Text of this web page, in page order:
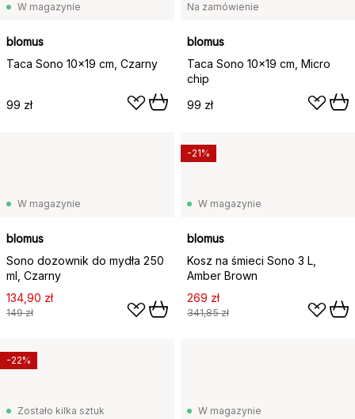
W magazynie
blomus
Taca Sono 10x19 cm, Czarny
99 zł
Na zamówienie
blomus
Taca Sono 10x19 cm, Micro
chip
99 zł
W magazynie
blomus
Sono dozownik do mydła 250
ml, Czarny
134,90 zł
149 zł
W magazynie
blomus
Kosz na śmieci Sono 3 L,
Amber Brown
269 zł
341,85 zł
-21%
Zostało kilka sztuk
-22%
W magazynie